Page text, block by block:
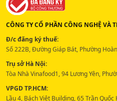
CÔNG TY CỔ PHẦN CÔNG NGHỆ VÀ
Đ/c đăng ký thuế:
Số 222B, Đường Giáp Bát, Phường
Trụ sở Hà Nội:
Tòa Nhà Vinafood1, 94 Lương Yên,
VPGD TP.HCM:
Lầu 4, Bách Việt Building, 65 Trần Quốc